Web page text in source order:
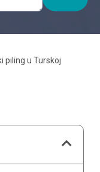
piling u Turskoj